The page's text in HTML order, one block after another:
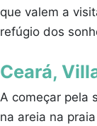
que valem a
refúgio dos
Ceará,
A começar pela
na areia na